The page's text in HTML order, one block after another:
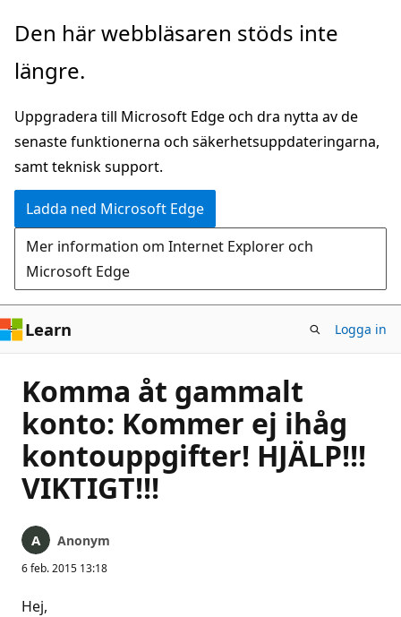
Hoppa
huvudinnehåll
Den här webbläsaren stöds inte
längre.
Uppgradera till Microsoft Edge och dra nytta av de
senaste funktionerna och säkerhetsuppdateringarna,
samt teknisk support.
Ladda ned Microsoft Edge
Mer information om Internet Explorer och
Microsoft Edge
Learn Logga in
Komma åt gammalt
konto: Kommer ej ihåg
kontouppgifter! HJÄLP!!!
VIKTIGT!!!
Anonym
6 feb. 2015 13:18
Hej,